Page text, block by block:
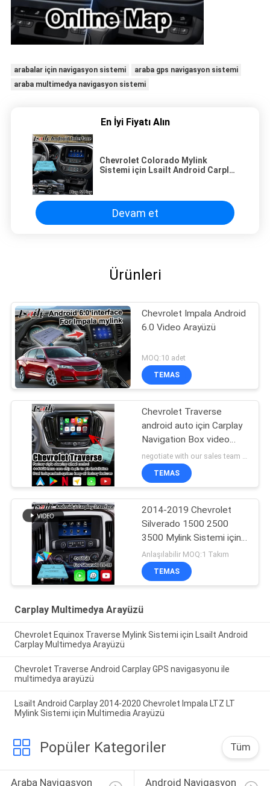
arabalar için navigasyon sistemi
araba gps navigasyon sistemi
araba multimedya navigasyon sistemi
En İyi Fiyatı Alın
Chevrolet Colorado Mylink
Sistemi için Lsailt Android Carplay
Devam et
Ürünleri
Chevrolet Impala Android
6.0 Video Arayüzü
MOQ:10 adet
TEMAS
Chevrolet Traverse
android auto için Carplay
Navigation Box video
arayüzü
TEMAS
2014-2019 Chevrolet
Silverado 1500 2500
3500 Mylink Sistemi için
Lsailt Android
Navigasyon Multimedya
Arayüzü
Anlaşılabilir MOQ:1 Takım
TEMAS
Carplay Multimedya Arayüzü
Chevrolet Equinox Traverse Mylink Sistemi için Lsailt Android
Carplay Multimedya Arayüzü
Chevrolet Traverse Android Carplay GPS navigasyonu ile
multimedya arayüzü
Lsailt Android Carplay 2014-2020 Chevrolet Impala LTZ LT
Mylink Sistemi için Multimedia Arayüzü
Popüler Kategoriler Tüm
Araba Navigasyon Android Navigasyon